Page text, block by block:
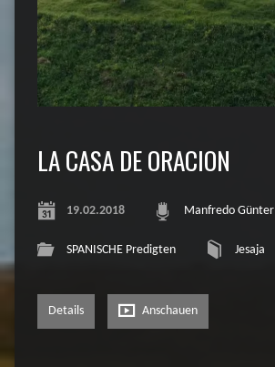
LA CASA DE ORACION
19.02.2018 Manfredo Günter
SPANISCHE Predigten Jesaja
Details Anschauen